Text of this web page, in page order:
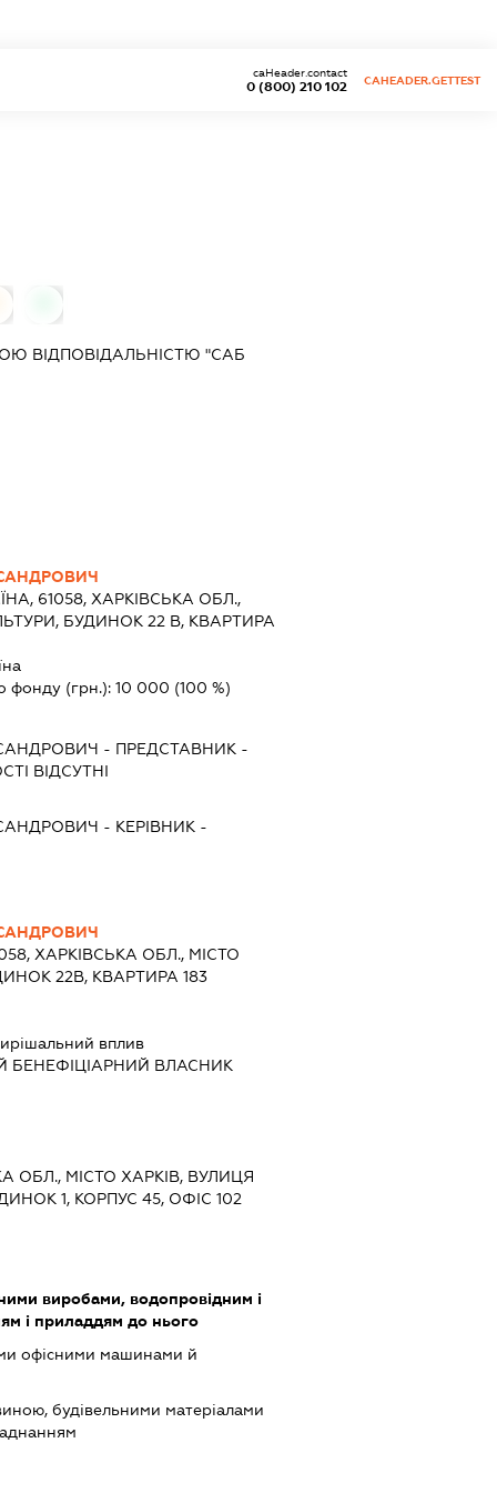
0 (800) 210 102
caHeader.contact
CAHEADER.GETTEST
ВІДПОВІДАЛЬНІСТЮ "САБ
61058, ХАРКІВСЬКА ОБЛ.,
БУДИНОК 22 В, КВАРТИРА
фонду (грн.):10 000 (100 %)
- ПРЕДСТАВНИК -
ВІДСУТНІ
- КЕРІВНИК -
ХАРКІВСЬКА ОБЛ., МІСТО
22В, КВАРТИРА 183
вплив
БЕНЕФІЦІАРНИЙ ВЛАСНИК
ОБЛ., МІСТО ХАРКІВ, ВУЛИЦЯ
1, КОРПУС 45, ОФІС 102
виробами, водопровідним і
і приладдям до нього
офісними машинами й
будівельними матеріалами